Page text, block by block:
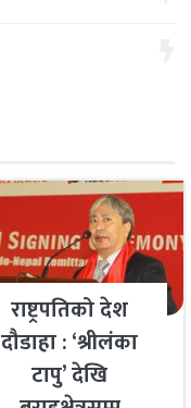
राष्ट्रपतिको देश
दौडाहा : ‘श्रीलंका
टापु’ देखि